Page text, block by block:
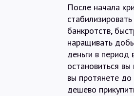
После начала
банкротств,
наращивать
деньги в
остановиться
вы протянете
дешево